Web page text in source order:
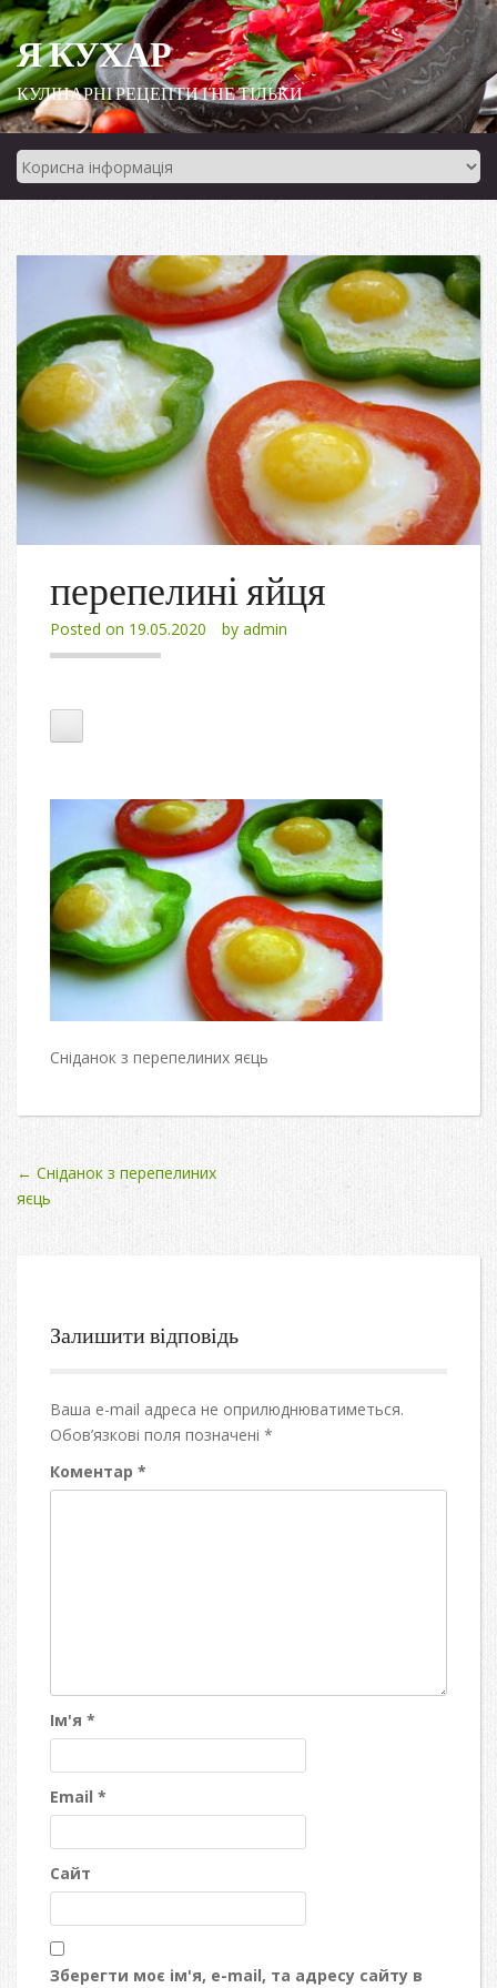
Я КУХАР
КУЛІНАРНІ РЕЦЕПТИ І НЕ ТІЛЬКИ
перепелині яйця
Posted on 19.05.2020 by admin
Сніданок з перепелиних яєць
Post
navigation
← Сніданок з перепелиних
яєць
Залишити відповідь
Ваша e-mail адреса не оприлюднюватиметься.
Обов’язкові поля позначені *
Коментар *
Ім'я *
Email *
Сайт
Зберегти моє ім'я, e-mail, та адресу сайту в